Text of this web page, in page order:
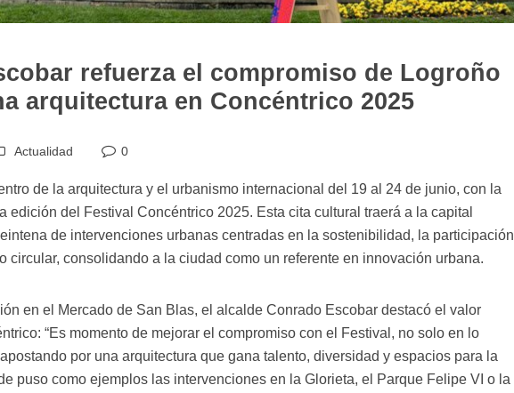
refuerza el compromiso de Logroño
arquitectura en Concéntrico 2025
Actualidad 0
de la arquitectura y el urbanismo internacional del 19 al 24 de junio, con la
edición del Festival Concéntrico 2025. Esta cita cultural traerá a la capital
de intervenciones urbanas centradas en la sostenibilidad, la participación
circular, consolidando a la ciudad como un referente en innovación urbana.
en el Mercado de San Blas, el alcalde Conrado Escobar destacó el valor
“Es momento de mejorar el compromiso con el Festival, no solo en lo
por una arquitectura que gana talento, diversidad y espacios para la
puso como ejemplos las intervenciones en la Glorieta, el Parque Felipe VI o la